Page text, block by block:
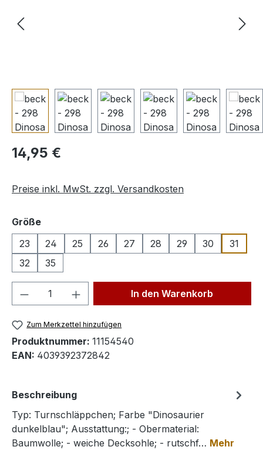
Regulärer Preis:
14,95 €
Preise inkl. MwSt. zzgl. Versandkosten
Größeauswählen
23
24 25 26 27 28 29 30
31
32
35
Produkt Anzahl: Gib denIn den Warenkorb
Zum Merkzettel hinzufügen
Produktnummer: 11154540
EAN: 4039392372842
Beschreibung
Typ: Turnschläppchen; Farbe "Dinosaurier
dunkelblau"; Ausstattung:; - Obermaterial:
Baumwolle; - weiche Decksohle; - rutschf… Mehr